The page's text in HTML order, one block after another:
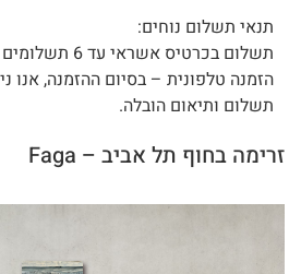
תנאי תשלום נוחים:
תשלום בכרטיס אשראי עד 6 תשלומים ללא ריבית.
הזמנה טלפונית – בסיום ההזמנה, אנו
תשלום ותיאום הובלה.
זרימה בחוף תל אביב – Faga